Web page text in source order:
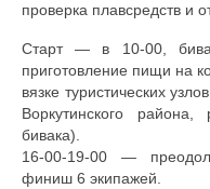
проверка плавсредств и
Старт — в 10-00,
приготовление пищи на
вязке туристических
Воркутинского
бивака).
16-00-19-00 —
финиш 6 экипажей.